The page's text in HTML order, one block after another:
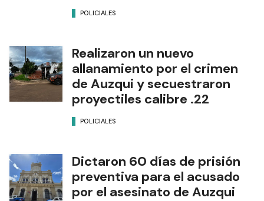
POLICIALES
Realizaron un nuevo
allanamiento por el crimen
de Auzqui y secuestraron
proyectiles calibre .22
POLICIALES
Dictaron 60 días de prisión
preventiva para el acusado
por el asesinato de Auzqui